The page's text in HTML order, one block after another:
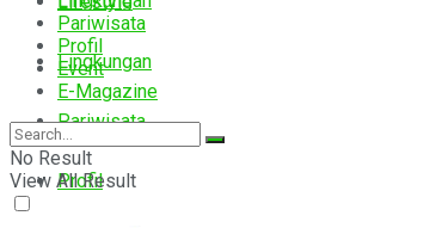
Lingkungan
Pariwisata
Profil
Pariwisata
Profil
Event
E-Magazine
No Result
View All Result